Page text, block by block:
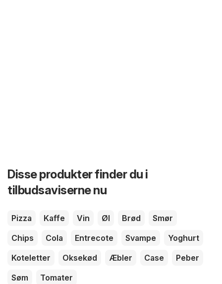
Disse produkter finder du i
tilbudsaviserne nu
Pizza Kaffe Vin Øl Brød
Smør
Chips
Cola Entrecote Svampe
Yoghurt
Koteletter
Oksekød Æbler Case
Peber
Søm
Tomater